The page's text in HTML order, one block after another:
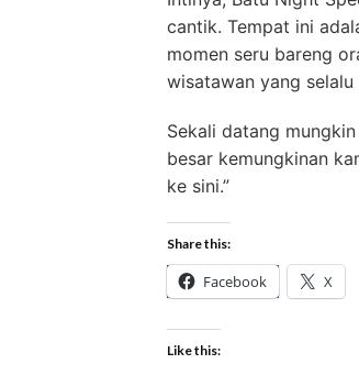
cantik. Tempat ini
momen seru bareng
wisatawan yang
Sekali datang
besar kemungkinan
ke sini.”
Share this:
Facebook X
Like this: